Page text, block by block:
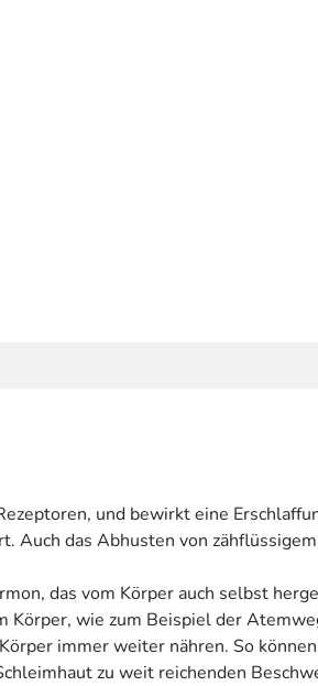
und bewirkt eine
das Abhusten von
das vom Körper auch selbst
wie zum Beispiel der
immer weiter nähren. So
zu weit reichenden